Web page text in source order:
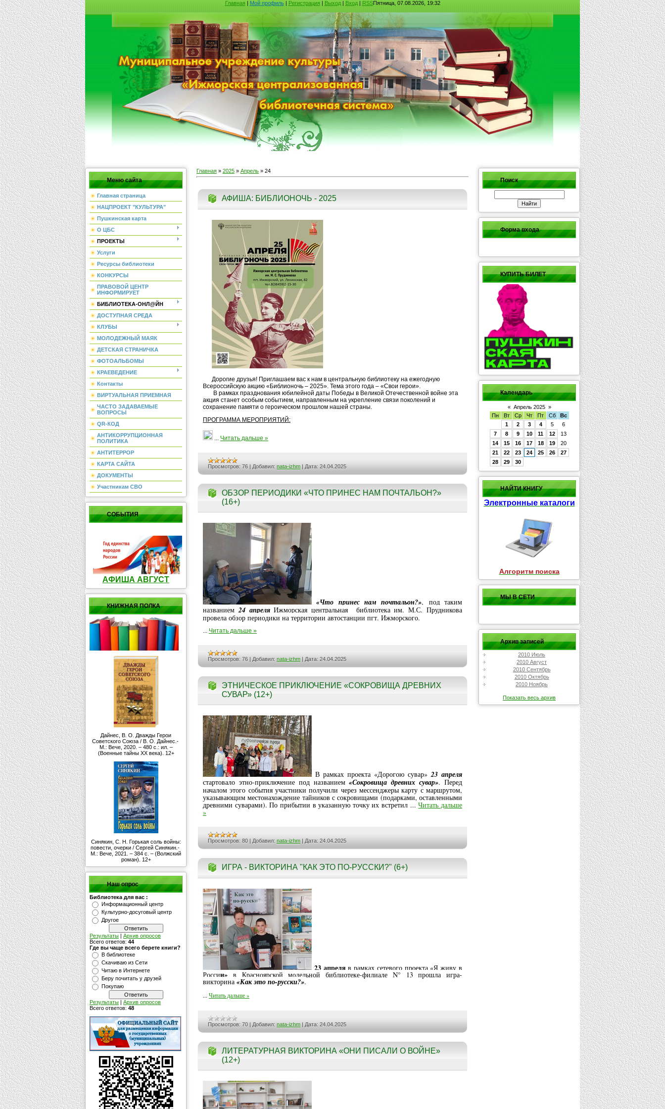
Главная| Мой профиль| Регистрация| Выход| Вход| RSSПятница, 07.08.2026, 19:32
Меню сайта
Главная страница
НАЦПРОЕКТ "КУЛЬТУРА"
Пушкинская карта
О ЦБС
ПРОЕКТЫ
Услуги
Ресурсы библиотеки
КОНКУРСЫ
ПРАВОВОЙ ЦЕНТР
ИНФОРМИРУЕТ
БИБЛИОТЕКА-ОНЛ@ЙН
ДОСТУПНАЯ СРЕДА
КЛУБЫ
МОЛОДЕЖНЫЙ МАЯК
ДЕТСКАЯ СТРАНИЧКА
ФОТОАЛЬБОМЫ
КРАЕВЕДЕНИЕ
Контакты
ВИРТУАЛЬНАЯ ПРИЕМНАЯ
ЧАСТО ЗАДАВАЕМЫЕ
ВОПРОСЫ
QR-КОД
АНТИКОРРУПЦИОННАЯ
ПОЛИТИКА
АНТИТЕРРОР
КАРТА САЙТА
ДОКУМЕНТЫ
Участникам СВО
СОБЫТИЯ
АФИША АВГУСТ
КНИЖНАЯ ПОЛКА
Дайнес, В. О. Дважды Герои
Советского Союза / В. О. Дайнес.-
М.: Вече, 2020. – 480 с.: ил. –
(Военные тайны ХХ века). 12+
Синякин, С. Н. Горькая соль войны:
повести, очерки / Сергей Синякин.-
М.: Вече, 2021. – 384 с. – (Волжский
роман). 12+
Наш опрос
Библиотека для вас :
Информационный центр
Культурно-досуговый центр
Другое
Результаты | Архив опросов
Всего ответов: 44
Где вы чаще всего берете книги?
В библиотеке
Скачиваю из Сети
Читаю в Интернете
Беру почитать у друзей
Покупаю
Результаты | Архив опросов
Всего ответов: 48
Главная » 2025 » Апрель » 24
АФИША: БИБЛИОНОЧЬ - 2025
Дорогие друзья! Приглашаем вас к нам в центральную библиотеку на ежегодную
Всероссийскую акцию «Библионочь – 2025». Тема этого года – «Свои герои».
В рамках празднования юбилейной даты Победы в Великой Отечественной войне эта
акция станет особым событием, направленным на укрепление связи поколений и
сохранение памяти о героическом прошлом нашей страны.
ПРОГРАММА МЕРОПРИЯТИЙ:
... Читать дальше »
Просмотров: 76 Добавил: nata-izhm Дата: 24.04.2025
ОБЗОР ПЕРИОДИКИ «ЧТО ПРИНЕС НАМ ПОЧТАЛЬОН?»
(16+)
«Что принес нам почтальон?», под таким
названием24 апреляИжморская центральная библиотека им. М.С. Прудникова
провела обзор периодики на территории автостанции пгт. Ижморского.
... Читать дальше »
Просмотров: 76 Добавил: nata-izhm Дата: 24.04.2025
ЭТНИЧЕСКОЕ ПРИКЛЮЧЕНИЕ «СОКРОВИЩА ДРЕВНИХ
СУВАР» (12+)
В рамках проекта «Дорогою сувар»23 апреля
стартовало этно-приключение под названием«Сокровища древних сувар». Перед
началом этого события участники получили через мессенджеры карту с маршрутом,
указывающим местонахождение тайников с сокровищами (подарками, оставленными
древними суварами). По прибытии в указанную точку их встретил ...Читать дальше
»
Просмотров: 80 Добавил: nata-izhm Дата: 24.04.2025
ИГРА - ВИКТОРИНА "КАК ЭТО ПО-РУССКИ?" (6+)
23 апреляв рамках сетевого проекта «Я живу в
России» в Красноярской модельной библиотеке-филиале N° 13 прошла игра-
викторина «Как это по-русски?».
... Читать дальше »
Просмотров: 70 Добавил: nata-izhm Дата: 24.04.2025
ЛИТЕРАТУРНАЯ ВИКТОРИНА «ОНИ ПИСАЛИ О ВОЙНЕ»
(12+)
Поиск
Форма входа
КУПИТЬ БИЛЕТ
Календарь
« Апрель 2025 »
Пн
Вт Ср Чт Пт Сб
Вс
1
2 3 4 5
6
7
8 9 10 11 12
13
14
15 16 17 18 19
20
21
22 23 24 25 26
27
28
29 30
НАЙТИ КНИГУ
Электронные каталоги
Алгоритм поиска
МЫ В СЕТИ
Архив записей
2010 Июль
2010 Август
2010 Сентябрь
2010 Октябрь
2010 Ноябрь
Показать весь архив